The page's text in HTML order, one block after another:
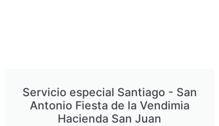
Servicio especial Santiago - San
Antonio Fiesta de la Vendimia
Hacienda San Juan